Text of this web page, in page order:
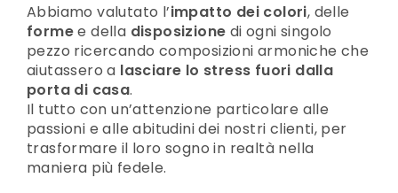
Abbiamo valutato l’impatto dei colori, delle
formee della disposizione di ogni singolo
pezzo ricercando composizioni armoniche che
aiutassero a lasciare lo stress fuori dalla
porta di casa.
Il tutto con un’attenzione particolare alle
passioni e alle abitudini dei nostri clienti, per
trasformare il loro sogno in realtà nella
maniera più fedele.